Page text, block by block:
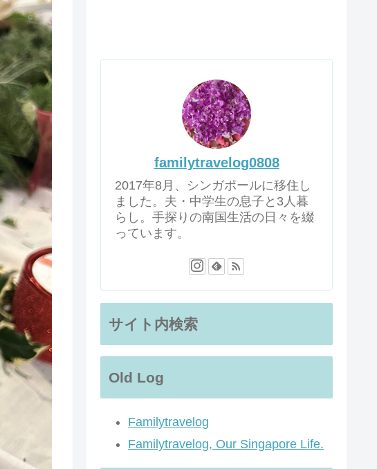
familytravelog0808
2017年8月、シンガポールに移住し
ました。夫・中学生の息子と3人暮
らし。手探りの南国生活の日々を綴
っています。
サイト内検索
Old Log
Familytravelog
Familytravelog, Our Singapore Life.